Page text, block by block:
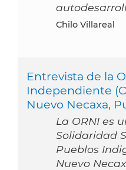
Chilo Villareal
Entrevista de la
Independiente
Nuevo Necaxa,
La ORNI es
Solidaridad
Pueblos
Nuevo